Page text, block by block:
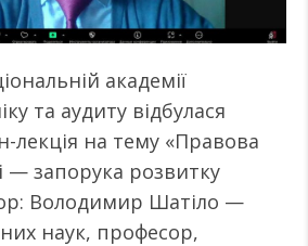
академії
та аудиту відбулася
лекція на тему «Правова
— запорука розвитку
Володимир Шатіло —
наук, професор,